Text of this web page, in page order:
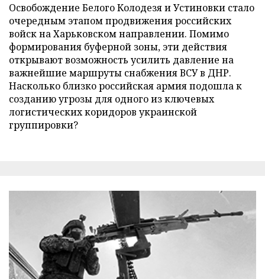
Освобождение Белого Колодезя и Устиновки стало
очередным этапом продвижения российских
войск на Харьковском направлении. Помимо
формирования буферной зоны, эти действия
открывают возможность усилить давление на
важнейшие маршруты снабжения ВСУ в ДНР.
Насколько близко российская армия подошла к
созданию угрозы для одного из ключевых
логистических коридоров украинской
группировки?